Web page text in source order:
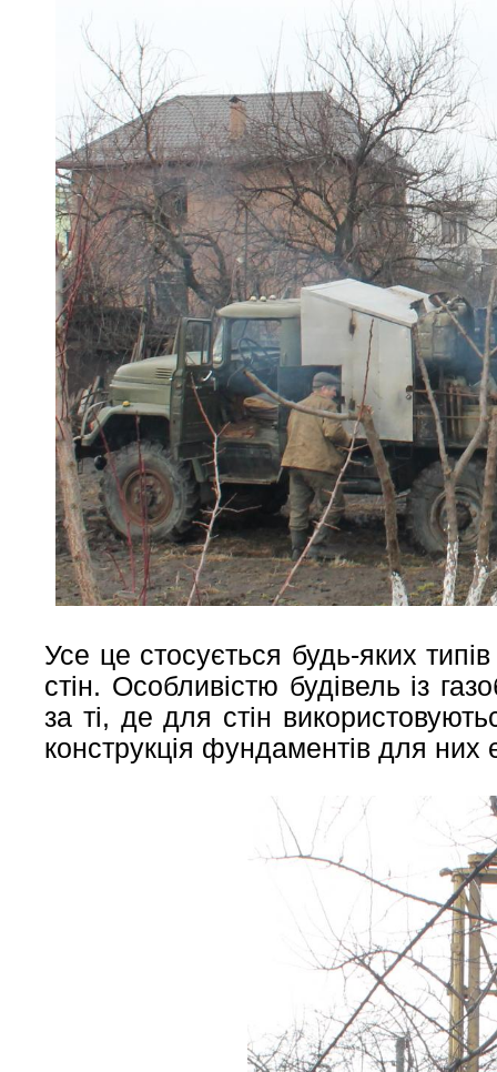
Усе це стосується будь-яких
стін. Особливістю будівель із
за ті, де для стін
конструкція фундаментів для них